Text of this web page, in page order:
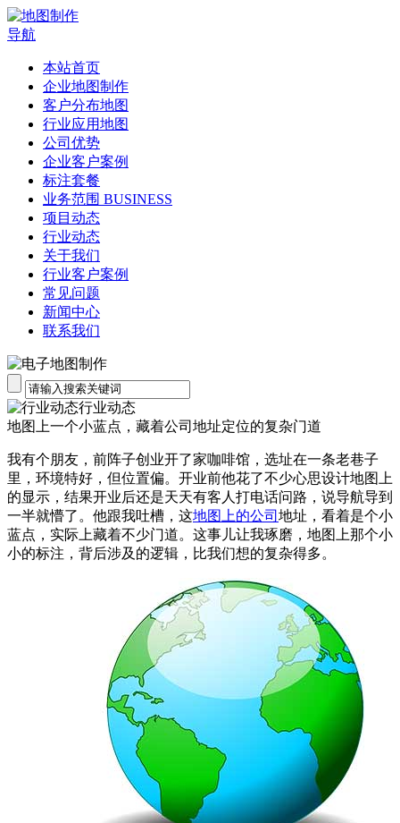
导航
本站首页
企业地图制作
客户分布地图
行业应用地图
公司优势
企业客户案例
标注套餐
业务范围 BUSINESS
项目动态
行业动态
关于我们
行业客户案例
常见问题
新闻中心
联系我们
行业动态
地图上一个小蓝点，藏着公司地址定位的复杂门道
我有个朋友，前阵子创业开了家咖啡馆，选址在一条老巷子
里，环境特好，但位置偏。开业前他花了不少心思设计地图上
的显示，结果开业后还是天天有客人打电话问路，说导航导到
一半就懵了。他跟我吐槽，这地图上的公司 地址，看着是个小
蓝点，实际上藏着不少门道。这事儿让我琢磨，地图上那个小
小的标注，背后涉及的逻辑，比我们想的复杂得多。